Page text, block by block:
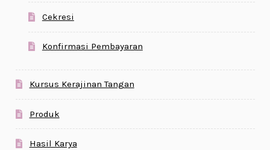
Cekresi
Konfirmasi Pembayaran
Kursus Kerajinan Tangan
Produk
Hasil Karya